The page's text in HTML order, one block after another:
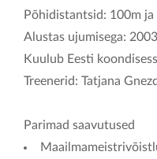
Põhidistantsid: 100m ja
Alustas ujumisega:
Kuulub Eesti
Treenerid: Tatjana
Parimad saavutused